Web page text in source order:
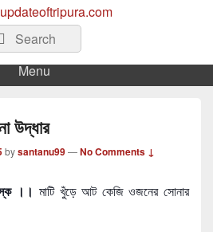
Version online news & infotainment portal
in Tripura.
Search
Menu
উদ্ধার
bysantanu99—No Comments ↓
।। মাটি খুঁড়ে আট কেজি ওজনের সোনার